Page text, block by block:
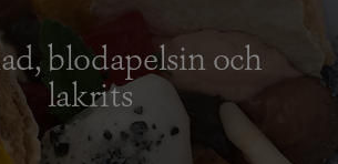
blodapelsin och
lakrits